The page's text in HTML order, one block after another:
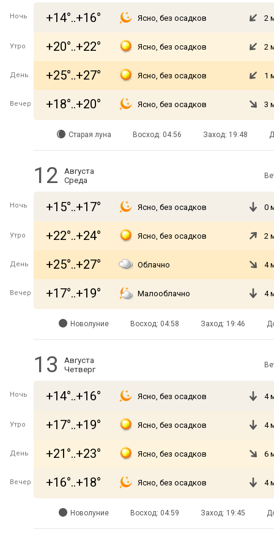
Ночь +14°..+16° Ясно, без осадков 2
Утро +20°..+22° Ясно, без осадков 2
День +25°..+27° Ясно, без осадков 1
Вечер +18°..+20° Ясно, без осадков 3
Старая луна Восход: 04:56 Заход: 19:48
12
Августа
Среда
Ночь +15°..+17° Ясно, без осадков 0
Утро +22°..+24° Ясно, без осадков 2
День +25°..+27° Облачно 4
Вечер +17°..+19° Малооблачно 4
Новолуние Восход: 04:58 Заход: 19:46
13
Августа
Четверг
Ночь +14°..+16° Ясно, без осадков 4
Утро +17°..+19° Ясно, без осадков 4
День +21°..+23° Ясно, без осадков 6
Вечер +16°..+18° Ясно, без осадков 4
Новолуние Восход: 04:59 Заход: 19:45